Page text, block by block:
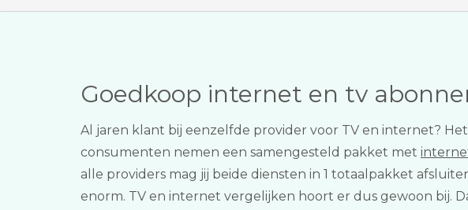
Goedkoop internet en tv
Al jaren klant bij eenzelfde provider voor TV en internet?
consumenten nemen een samengesteld pakket met
alle providers mag jij beide diensten in 1 totaalpakket
enorm. TV en internet vergelijken hoort er dus gewoon bij.